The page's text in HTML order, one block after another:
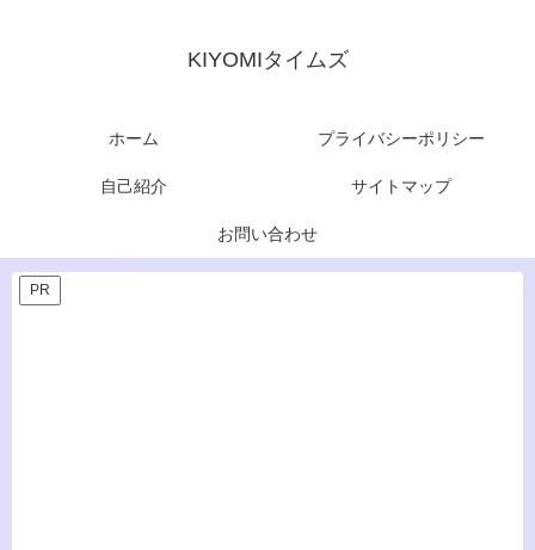
KIYOMIタイムズ
ホーム プライバシーポリシー
自己紹介 サイトマップ
お問い合わせ
PR